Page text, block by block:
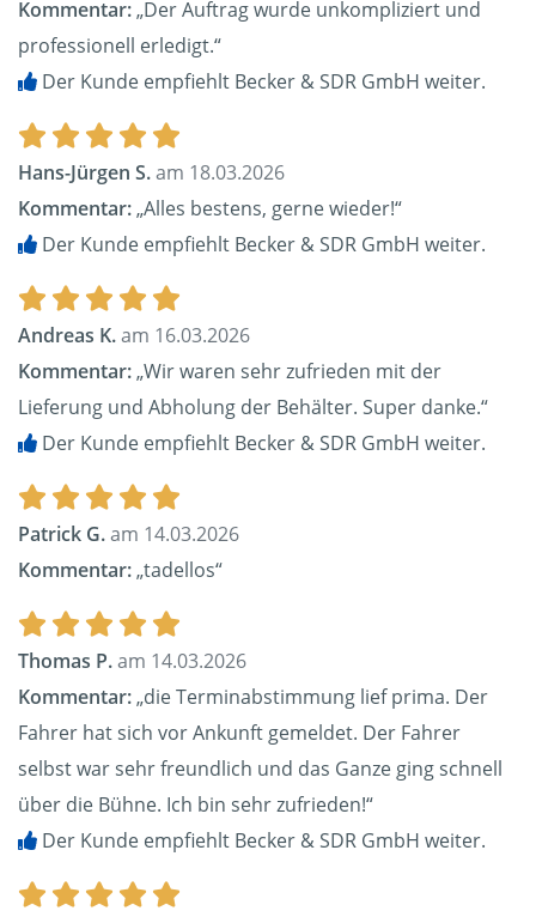
Kommentar:„Der Auftrag wurde unkompliziert und
professionell erledigt.“
Der Kunde empfiehlt Becker & SDR GmbH weiter.
Hans-Jürgen S.am 18.03.2026
Kommentar:„Alles bestens, gerne wieder!“
Der Kunde empfiehlt Becker & SDR GmbH weiter.
Andreas K.am 16.03.2026
Kommentar:„Wir waren sehr zufrieden mit der
Lieferung und Abholung der Behälter. Super danke.“
Der Kunde empfiehlt Becker & SDR GmbH weiter.
Patrick G.am 14.03.2026
Kommentar:„tadellos“
Thomas P.am 14.03.2026
Kommentar:„die Terminabstimmung lief prima. Der
Fahrer hat sich vor Ankunft gemeldet. Der Fahrer
selbst war sehr freundlich und das Ganze ging schnell
über die Bühne. Ich bin sehr zufrieden!“
Der Kunde empfiehlt Becker & SDR GmbH weiter.